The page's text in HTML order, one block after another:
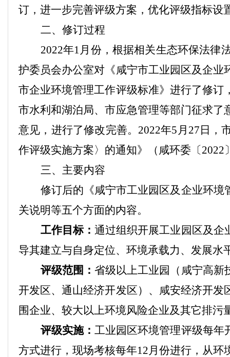
订，进一步完善评级方案，优化评级指标设
二、 修订过程
2022年1月份，根据相关生态环保法律
护委员会办公室对 《咸宁市工业园区及企
市企业环境管理工作评级标准》进行了修订
市水利和湖泊局、市应急管理等部门征求了
意见，进行了修改完善。 2022年5月27日，
作评级实施方案〉的通知》（咸环委〔2022
三、主要内容
修订后的 《咸宁市工业园区及企业环
关说明等五个方面的内容。
工作目标：通过组织开展工业园区及企
导其建立与自身定位、环境承载力、发展
评级范围：省级以上工业园（咸宁高新
开发区、通山经济开发区）、咸安经济开发
围企业、较大以上环境风险企业及其它排污
评级实施：工业园区环境管理评级每年
方式进行 ， 现场考核每年12月份进行 ， 从环